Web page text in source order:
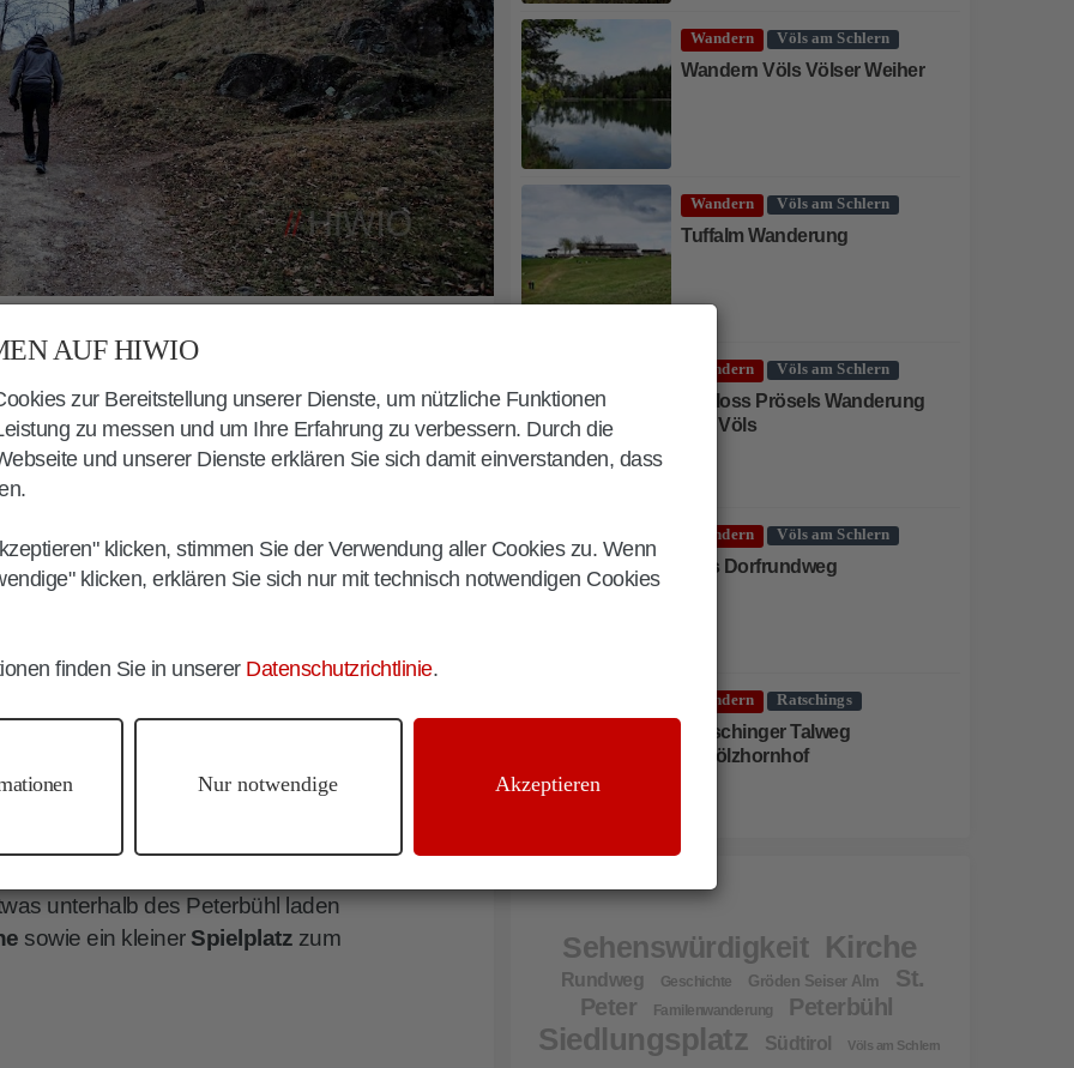
RUNDWEG
am Parkplatz hinter dem
in Richtung St. Peter folgend,
der sonnenverwöhnten
Peter thront.
denPeterbühlan, der nicht nur mit
Schlern Hammerwandund
wandert man auf dem Hinweg
unterhalb des Peterbühl laden
sowie ein kleiner Spielplatz zum
Wandern Völs am Schlern
Wandern Völs Völser Weiher
Wandern Völs am Schlern
Tuffalm Wanderung
Wandern Völs am Schlern
Schloss Prösels Wanderung
von Völs
Wandern Völs am Schlern
Völs Dorfrundweg
Wandern Ratschings
Ratschinger Talweg
Schölzhornhof
Sehenswürdigkeit Kirche
Rundweg Geschichte Gröden Seiser Alm
St.
Peter
Familenwanderung Peterbühl
Siedlungsplatz Südtirol Völs am Schlern
AUF HIWIO
zur Bereitstellung unserer Dienste, um nützliche Funktionen
zu messen und um Ihre Erfahrung zu verbessern. Durch die
und unserer Dienste erklären Sie sich damit einverstanden, dass
klicken, stimmen Sie der Verwendung aller Cookies zu. Wenn
klicken, erklären Sie sich nur mit technisch notwendigen Cookies
finden Sie in unserer Datenschutzrichtlinie.
Nur notwendige Akzeptieren